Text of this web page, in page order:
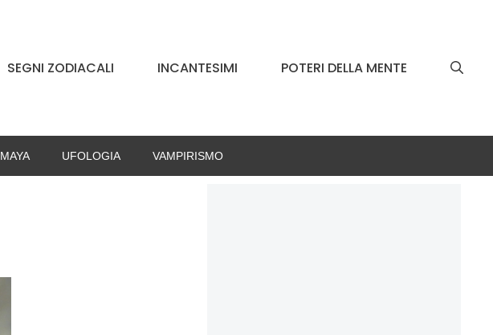
SEGNI ZODIACALI INCANTESIMI POTERI DELLA MENTE
MAYA UFOLOGIA VAMPIRISMO